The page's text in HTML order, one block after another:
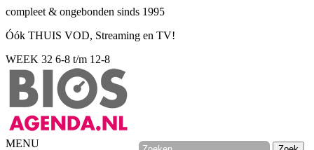
compleet & ongebonden sinds 1995
Óók THUIS VOD, Streaming en TV!
WEEK 32 6-8 t/m 12-8
MENU